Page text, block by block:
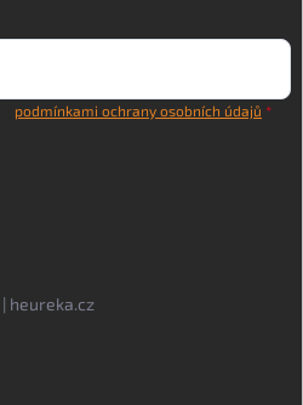
podmínkami ochrany osobních údajů
| heureka.cz